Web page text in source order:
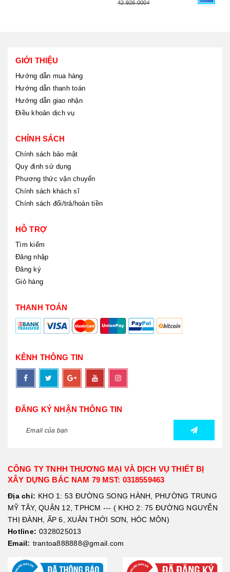
42.926.000₫
GIỚI THIỆU
Hướng dẫn mua hàng
Hướng dẫn thanh toán
Hướng dẫn giao nhận
Điều khoản dịch vụ
CHÍNH SÁCH
Chính sách bảo mật
Quy định sử dụng
Phương thức vận chuyển
Chính sách khách sĩ
Chính sách đổi/trả/hoàn tiền
HỖ TRỢ
Tìm kiếm
Đăng nhập
Đăng ký
Giỏ hàng
THANH TOÁN
KÊNH THÔNG TIN
ĐĂNG KÝ NHẬN THÔNG TIN
CÔNG TY TNHH THƯƠNG MẠI VÀ DỊCH VỤ THIẾT BỊ
XÂY DỰNG BẮC NAM 79 MST: 0318559463
Địa chỉ: KHO 1: 53 ĐƯỜNG SONG HÀNH, PHƯỜNG TRUNG
MỸ TÂY, QUẬN 12, TPHCM --- ( KHO 2: 75 ĐƯỜNG NGUYỄN
THỊ ĐÀNH, ẤP 6, XUÂN THỚI SƠN, HÓC MÔN)
Hotline: 0328025013
Email: trantoa888888@gmail.com